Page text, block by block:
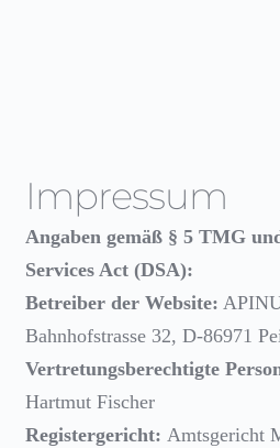
Impressum
Angaben gemäß § 5 TMG
Services Act (DSA):
Betreiber der Website:
Bahnhofstrasse 32, D-86971
Vertretungsberechtigte
Hartmut Fischer
Registergericht: Amtsgericht